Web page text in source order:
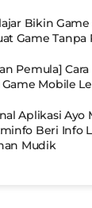
Bikin
Game Tanpa
Pemula]
Mobile
Aplikasi Ayo
Beri Info
Mudik